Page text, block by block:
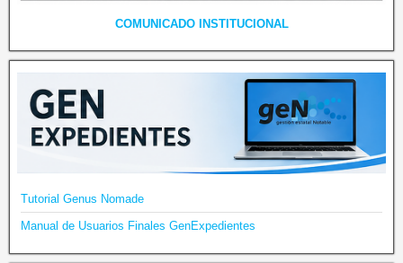
COMUNICADO INSTITUCIONAL
Tutorial Genus Nomade
Manual de Usuarios Finales GenExpedientes